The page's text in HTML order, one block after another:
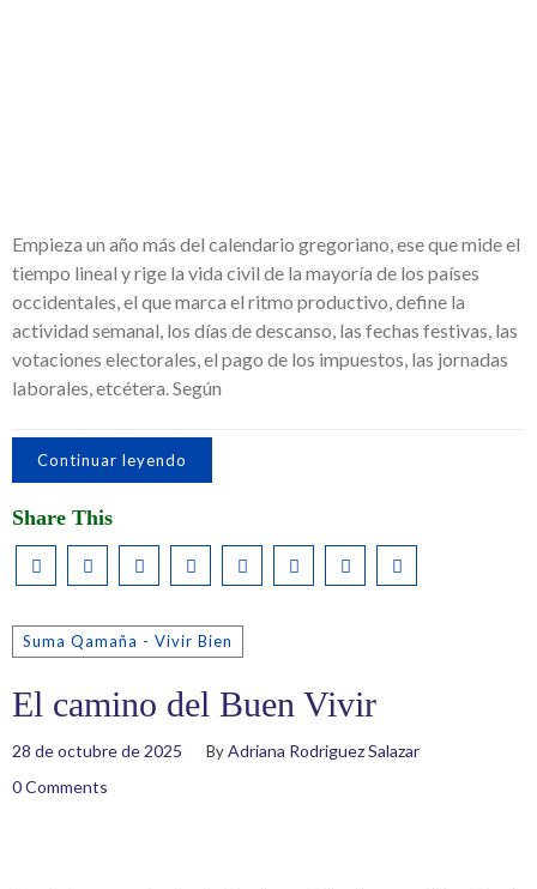
Empieza un año más del calendario gregoriano, ese que mide el
tiempo lineal y rige la vida civil de la mayoría de los países
occidentales, el que marca el ritmo productivo, define la
actividad semanal, los días de descanso, las fechas festivas, las
votaciones electorales, el pago de los impuestos, las jornadas
laborales, etcétera. Según
Continuar leyendo
Share This
Suma Qamaña - Vivir Bien
El camino del Buen Vivir
28 de octubre de 2025 ByAdriana Rodriguez Salazar
0 Comments